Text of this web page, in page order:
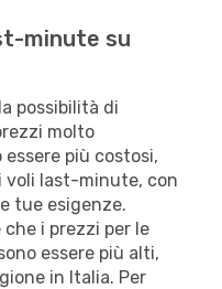
minute su
possibilità di
molto
più costosi,
voli last-minute, con
tue esigenze.
i prezzi per le
essere più alti,
in Italia. Per